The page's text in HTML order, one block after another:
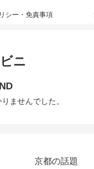
シー・免責事項
ニ
ませんでした。
京都の話題